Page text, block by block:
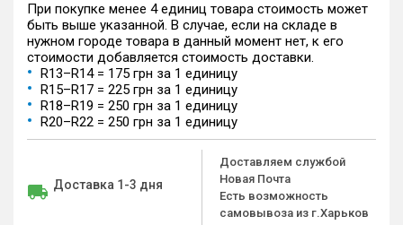
При покупке менее 4 единиц товара стоимость может
быть выше указанной. В случае, если на складе в
нужном городе товара в данный момент нет, к его
стоимости добавляется стоимость доставки.
R13–R14 = 175 грн за 1 единицу
R15–R17 = 225 грн за 1 единицу
R18–R19 = 250 грн за 1 единицу
R20–R22 = 250 грн за 1 единицу
Доставка 1-3 дня
Доставляем службой
Новая Почта
Есть возможность
самовывоза из г.Харьков